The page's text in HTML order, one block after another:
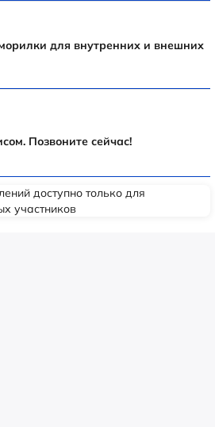
для внутренних и внешних
Позвоните сейчас!
доступно только для
участников